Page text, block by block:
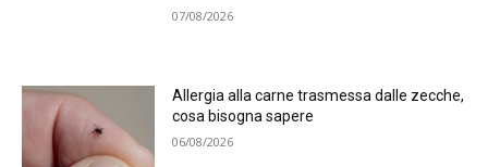
07/08/2026
Allergia alla carne trasmessa dalle zecche,
cosa bisogna sapere
06/08/2026